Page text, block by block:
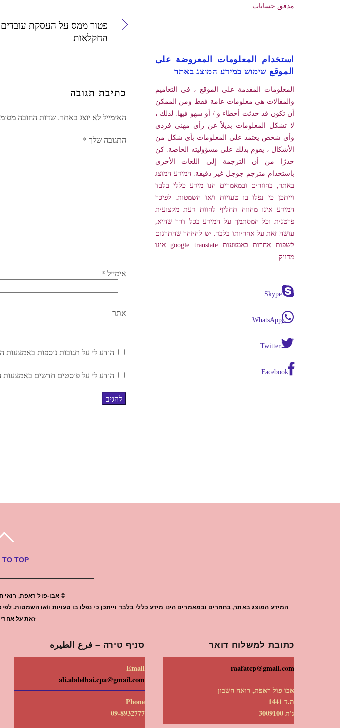
פטור ממס על העסקת עובדים
החקלאות
כתיבת תגובה
האימייל לא יוצג באתר. שדות החובה
התגובה שלך *
אימייל *
אתר
הודע לי על תגובות נוספות באמצעות
הודע לי על פוסטים חדשים באמצעות
مدقق حسابات
استخدام المعلومات المعروضة على
الموقع שימוש במידע המוצג באתר
المعلومات المقدمة على الموقع ، في التعاميم
والمقالات هي معلومات عامة فقط ومن الممكن
أن تكون قد حدثت أخطاء و / أو سهو فيها. لذلك ،
لا تشكل المعلومات بديلاً عن رأي مهني فردي
وأي شخص يعتمد على المعلومات بأي شكل من
الأشكال ، يقوم بذلك على مسؤوليته الخاصة. كن
حذرًا من أن الترجمة إلى اللغات الأخرى
باستخدام مترجم جوجل غير دقيقة. המידע המוצג
באתר, בחוזרים ובמאמרים הנו מידע כללי בלבד
וייתכן כי נפלו בו טעויות ו/או השמטות. לפיכך
המידע אינו מהווה תחליף לחוות דעת מקצועית
פרטנית וכל המסתמך על המידע בכל דרך שהיא,
עושה זאת על אחריותו בלבד. יש להיזהר שהתרגום
לשפות אחרות באמצעות google translate אינו
מדויק.
Skype
WhatsApp
Twitter
Facebook
TO TOP
© אבו-פול ראפת, רואי
המידע המוצג באתר, בחוזרים ובמאמרים הינו מידע כללי בלבד וייתכן כי נפלו בו טעויות ו/או
זאת על
כתובת למשלוח דואר
raafatcp@gmail.com
אבו פול ראפת, רואה חשבון
ת.ד 1441
ג'ת 3009100
סניף טירה – فرع الطيره
Email
ali.abdelhai.cpa@gmail.com
Phone
09-8932777